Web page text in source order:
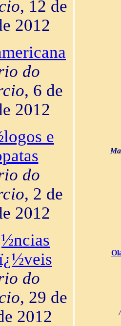
, 12 de
2012
do
, 6 de
2012
e
do
, 2 de
2012
do
, 29 de
2012